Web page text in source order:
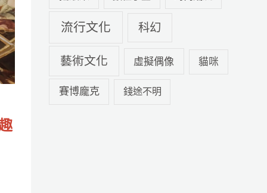
流行文化 科幻
藝術文化 虛擬偶像 貓咪
賽博龐克 錢途不明